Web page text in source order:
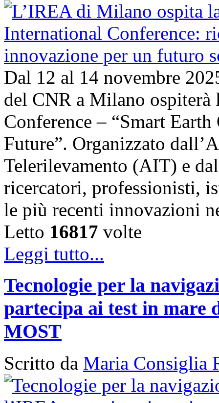
Dal 12 al 14 novembre
del CNR a Milano
Conference – “Smart
Future”. Organizzato
Telerilevamento (AIT) e
ricercatori, professionisti,
le più recenti innovazioni
Letto 16817 volte
Leggi tutto...
Tecnologie per la
partecipa ai test in mare
MOST
Scritto da Maria Consiglia